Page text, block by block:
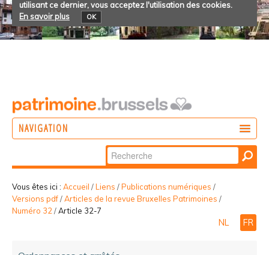
utilisant ce dernier, vous acceptez l'utilisation des cookies.
En savoir plus
OK
NAVIGATION
PARTICIPER
Chercher par
Recherche
avancée…
Vous êtes ici : Accueil /Liens /Publications numériques /
Versions pdf/Articles de la revue Bruxelles Patrimoines /
Numéro 32 /Article 32-7
NL FR